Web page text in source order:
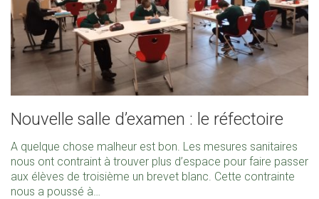
Nouvelle salle d’examen : le réfectoire
A quelque chose malheur est bon. Les mesures sanitaires
nous ont contraint à trouver plus d’espace pour faire passer
aux élèves de troisième un brevet blanc. Cette contrainte
nous a poussé à…